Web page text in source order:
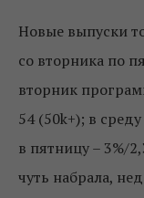
Новые выпуски
со вторника по
вторник
54 (50k+); в
в пятницу – 3%/
чуть набрала,